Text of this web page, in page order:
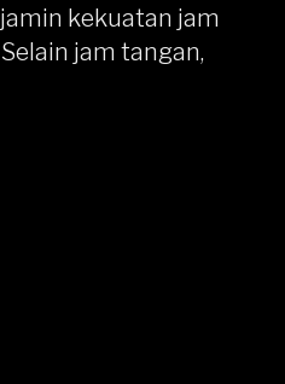
kekuatan jam
Selain jam tangan,